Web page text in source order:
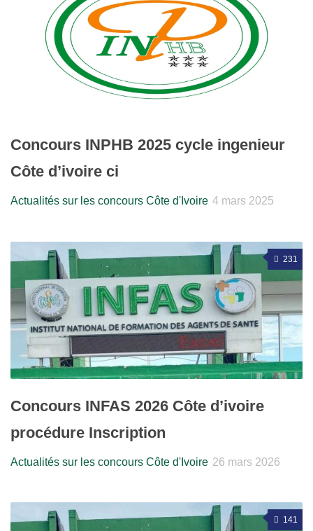
Concours INPHB 2025 cycle ingenieur
Côte d’ivoire ci
Actualités sur les concours Côte d'Ivoire 4 mars 2025
231
Concours INFAS 2026 Côte d’ivoire
procédure Inscription
Actualités sur les concours Côte d'Ivoire 26 mars 2026
141